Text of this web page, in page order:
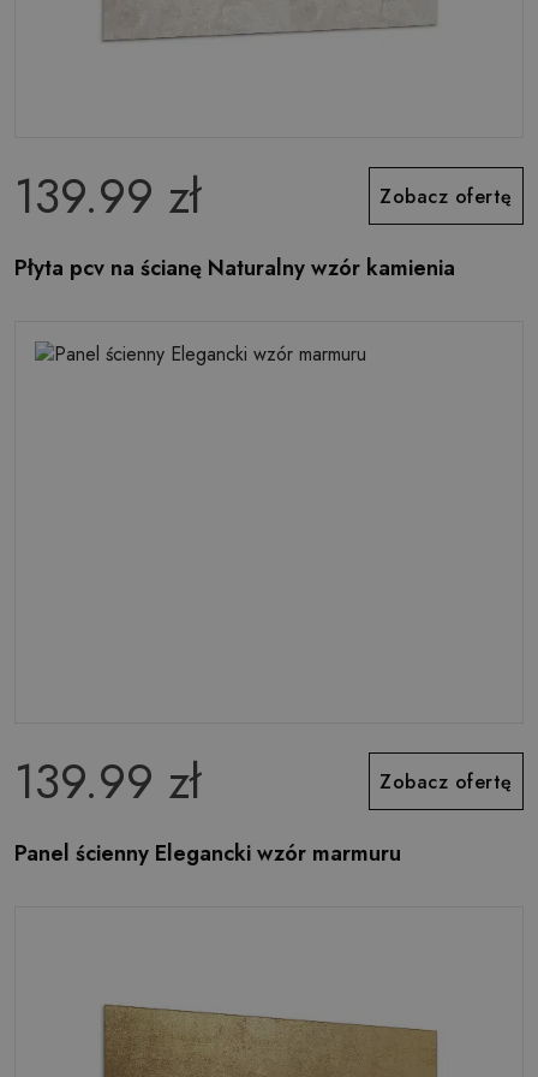
139.99 zł Zobacz ofertę
Płyta pcv na ścianę Naturalny wzór kamienia
139.99 zł Zobacz ofertę
Panel ścienny Elegancki wzór marmuru